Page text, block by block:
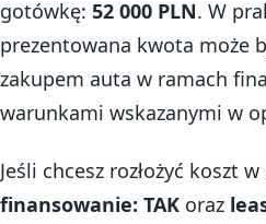
gotówkę: 52 000 PLN. W
prezentowana kwota może
zakupem auta w ramach
warunkami wskazanymi w
Jeśli chcesz rozłożyć koszt
finansowanie: TAK oraz